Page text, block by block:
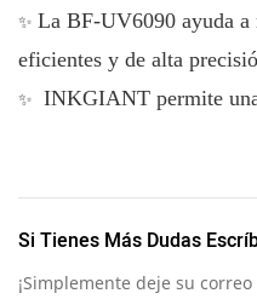
✨ La BF-UV6090 ayuda a
eficientes y de alta
✨ INKGIANT permite
Si Tienes Más Dudas
¡Simplemente deje su